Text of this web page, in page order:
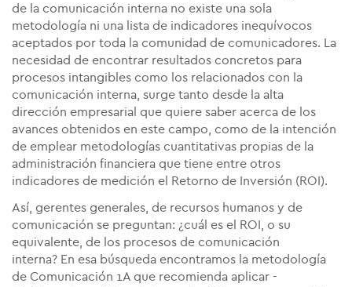
de la comunicación interna no existe una sola
metodología ni una lista de indicadores inequívocos
aceptados por toda la comunidad de comunicadores.
La
necesidad de encontrar resultados concretos para
procesos intangibles como los relacionados con la
comunicación interna, surge tanto desde la alta
dirección empresarial que quiere saber acerca de los
avances obtenidos en este campo, como de la intención
de emplear metodologías cuantitativas propias de la
administración financiera que tiene entre otros
indicadores de medición el Retorno de Inversión (ROI).
Así, gerentes generales, de recursos humanos y de
comunicación se preguntan: ¿cuál es el ROI, o su
equivalente, de los procesos de comunicación
interna? En esa búsqueda encontramos la metodología
de Comunicación 1A que recomienda aplicar -